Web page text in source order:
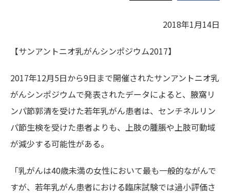
2018年1月14日
【サンアントニオ乳がんシンポジウム2017】
2017年12月5日から9日まで開催されたサンアントニオ乳
がんシンポジウムで発表されたデータによると、腋窩リ
ンパ節郭清を受けた若年乳がん患者は、センチネルリン
パ節生検を受けた患者よりも、上肢の腫脹や上肢可動域
が減少する可能性がある。
「乳がんは40歳未満の女性において最も一般的ながんで
すが、若年乳がん患者における臨床試験では過小評価さ